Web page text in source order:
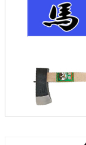
当店取り扱い